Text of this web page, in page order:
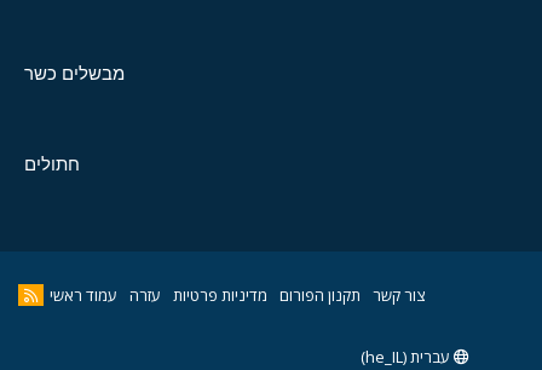
מבשלים כשר
חתולים
צור קשר תקנון הפורום מדיניות פרטיות עזרה עמוד ראשי
עברית (he_IL)